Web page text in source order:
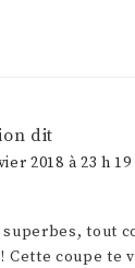
dit
2018 à 23 h
superbes, tout
Cette coupe te